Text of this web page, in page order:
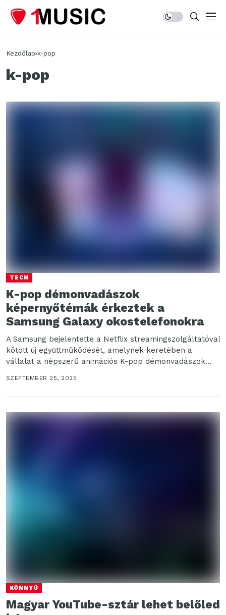
Kezdőlap k-pop
k-pop
TECH
K-pop démonvadászok
képernyőtémák érkeztek a
Samsung Galaxy okostelefonokra
A Samsung bejelentette a Netflix streamingszolgáltatóval
kötött új együttműködését, amelynek keretében a
vállalat a népszerű animációs K-pop démonvadászok
SZEPTEMBER 25, 2025
KÖNNYŰ
Magyar YouTube-sztár lehet belőled